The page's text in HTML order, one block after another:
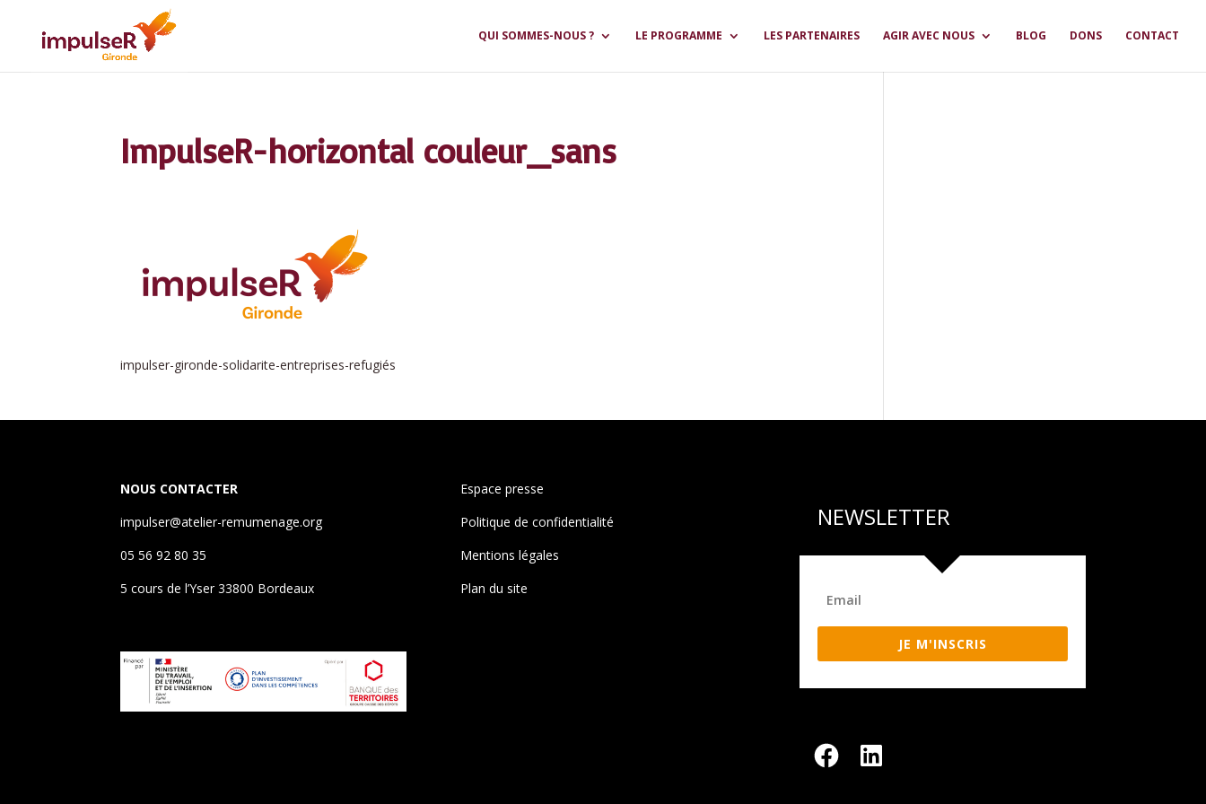
QUI SOMMES-NOUS ? LE PROGRAMME LES PARTENAIRES AGIR AVEC NOUS BLOG DONS CONTACT
ImpulseR-horizontal couleur_sans
impulser-gironde-solidarite-entreprises-refugiés
NOUS CONTACTER
impulser@atelier-remumenage.org
05 56 92 80 35
5 cours de l’Yser 33800 Bordeaux
Espace presse
Politique de confidentialité
Mentions légales
Plan du site
NEWSLETTER
JE M'INSCRIS
FacebookLinkedIn